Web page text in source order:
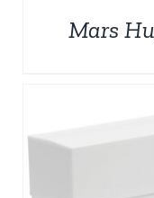
Mars